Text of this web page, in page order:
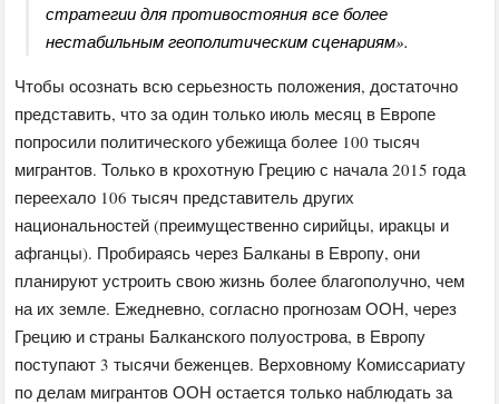
стратегии для противостояния все более
нестабильным геополитическим сценариям».
Чтобы осознать всю серьезность положения, достаточно
представить, что за один только июль месяц в Европе
попросили политического убежища более 100 тысяч
мигрантов. Только в крохотную Грецию с начала 2015 года
переехало 106 тысяч представитель других
национальностей (преимущественно сирийцы, иракцы и
афганцы). Пробираясь через Балканы в Европу, они
планируют устроить свою жизнь более благополучно, чем
на их земле. Ежедневно, согласно прогнозам ООН, через
Грецию и страны Балканского полуострова, в Европу
поступают 3 тысячи беженцев. Верховному Комиссариату
по делам мигрантов ООН остается только наблюдать за